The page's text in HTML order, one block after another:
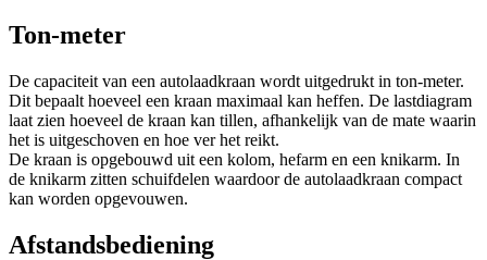
Ton-meter
De capaciteit van een autolaadkraan wordt uitgedrukt in ton-meter.
Dit bepaalt hoeveel een kraan maximaal kan heffen. De lastdiagram
laat zien hoeveel de kraan kan tillen, afhankelijk van de mate waarin
het is uitgeschoven en hoe ver het reikt.
De kraan is opgebouwd uit een kolom, hefarm en een knikarm. In
de knikarm zitten schuifdelen waardoor de autolaadkraan compact
kan worden opgevouwen.
Afstandsbediening